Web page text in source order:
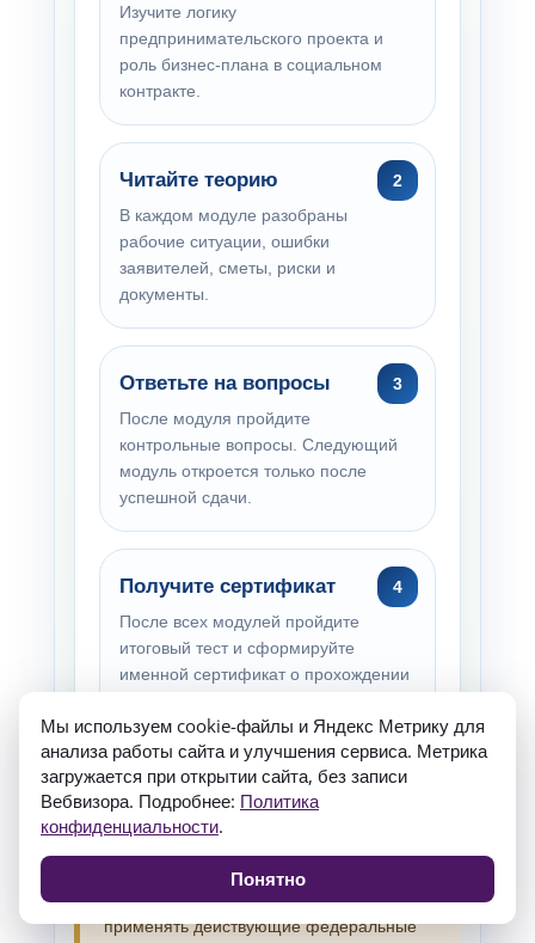
Изучите логику
предпринимательского проекта и
роль бизнес-плана в социальном
контракте.
Читайте теорию
В каждом модуле разобраны
рабочие ситуации, ошибки
заявителей, сметы, риски и
документы.
Ответьте на вопросы
После модуля пройдите
контрольные вопросы. Следующий
модуль откроется только после
успешной сдачи.
Получите сертификат
После всех модулей пройдите
итоговый тест и сформируйте
именной сертификат о прохождении
Важно:курс является практическим
материалом. При работе с реальными
заявлениями специалисту необходимо
применять действующие федеральные
Мы используем cookie-файлы и Яндекс Метрику для
анализа работы сайта и улучшения сервиса. Метрика
загружается при открытии сайта, без записи
Вебвизора. Подробнее: Политика
конфиденциальности.
Понятно